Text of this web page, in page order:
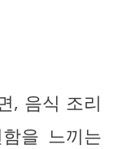
, 음식 조리
을 느끼는